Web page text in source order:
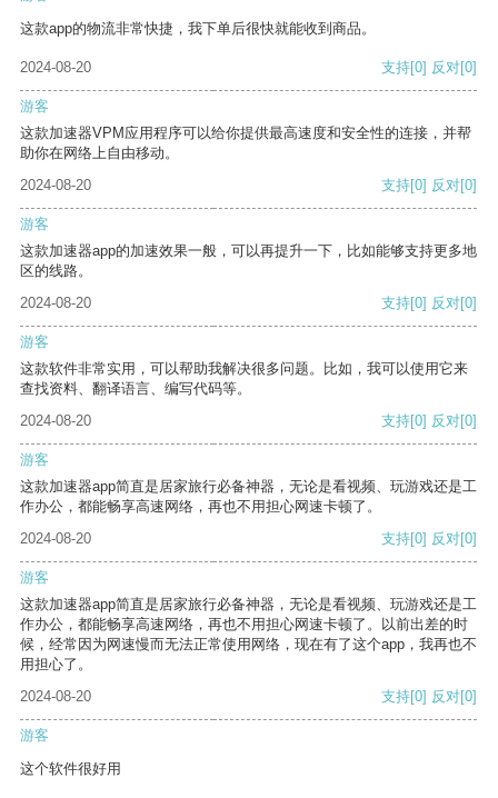
这款app的物流非常快捷，我下单后很快就能收到商品。
2024-08-20 支持[0] 反对[0]
游客
这款加速器VPM应用程序可以给你提供最高速度和安全性的连接，并帮
助你在网络上自由移动。
2024-08-20
支持[0] 反对[0]
游客
这款加速器app的加速效果一般，可以再提升一下，比如能够支持更多地
区的线路。
2024-08-20
支持[0] 反对[0]
游客
这款软件非常实用，可以帮助我解决很多问题。比如，我可以使用它来
查找资料、翻译语言、编写代码等。
2024-08-20
支持[0] 反对[0]
游客
这款加速器app简直是居家旅行必备神器，无论是看视频、玩游戏还是工
作办公，都能畅享高速网络，再也不用担心网速卡顿了。
2024-08-20
支持[0] 反对[0]
游客
这款加速器app简直是居家旅行必备神器，无论是看视频、玩游戏还是工
作办公，都能畅享高速网络，再也不用担心网速卡顿了。以前出差的时
候，经常因为网速慢而无法正常使用网络，现在有了这个app，我再也不
用担心了。
2024-08-20
支持[0] 反对[0]
游客
这个软件很好用